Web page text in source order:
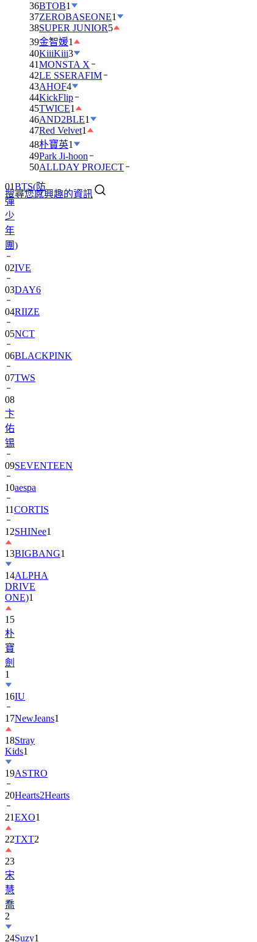
36BTOB1
37ZEROBASEONE1
38SUPER JUNIOR5
39金智媛1
40KiiiKiii3
41MONSTA X
42LE SSERAFIM
43AHOF4
44KickFlip
45TWICE1
46AND2BLE1
47Red Velvet1
48朴寶英1
49Park Ji-hoon
50ALLDAY PROJECT
搜尋您感興趣的資訊
BTS(防
少
年
團)
02IVE
03DAY6
04RIIZE
05NCT
06BLACKPINK
07TWS
08
卞
佑
锡
09
10aespa
11CORTIS
12SHINee1
13BIGBANG
14ALPHA
DRIVE
ONE)1
15
朴
寶
劍
1
16
17NewJeans
18Stray
Kids
19ASTRO
20Hearts2Hearts
21EXO1
22TXT2
23
宋
慧
喬
2
24
25